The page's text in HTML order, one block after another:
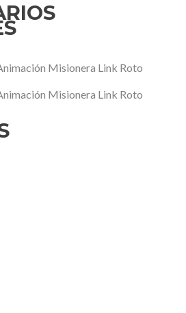
Misionera Link Roto
Misionera Link Roto